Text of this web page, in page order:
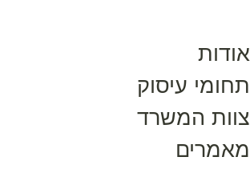
אודות
תחומי עיסוק
צוות המשרד
מאמרים